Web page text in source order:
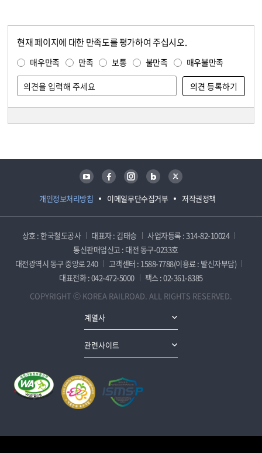
현재 페이지에 대한 만족도를 평가하여 주십시오.
매우만족 만족 보통 불만족 매우불만족
개인정보처리방침 이메일무단수집거부 저작권정책
유튜브 페이스북 인스타그램 블로그 트위터
상호 : 한국철도공사 대표자 : 김태승
사업자등록 : 314-82-10024
통신판매업신고 : 대전 동구-0233호
대전광역시 동구 중앙로 240
고객센터 : 1588-7788(이용료 : 발신자부담)
대표전화 : 042-472-5000
팩스 : 02-361-8385
COPYRIGHT ⓒ KOREA RAILROAD. ALL RIGHTS RESERVED.
계열사
관련사이트